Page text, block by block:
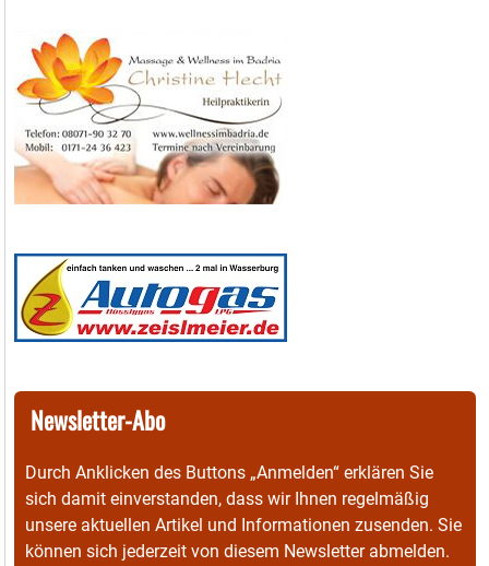
Newsletter-Abo
Durch Anklicken des Buttons „Anmelden“ erklären Sie
sich damit einverstanden, dass wir Ihnen regelmäßig
unsere aktuellen Artikel und Informationen zusenden. Sie
können sich jederzeit von diesem Newsletter abmelden.